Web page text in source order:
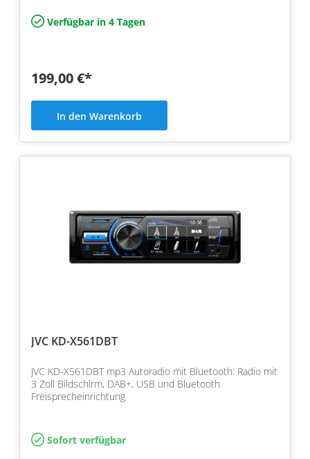
Verfügbar in 4 Tagen
199,00 €*
In den Warenkorb
JVC KD-X561DBT
JVC KD-X561DBT mp3 Autoradio mit Bluetooth: Radio mit
3 Zoll Bildschirm, DAB+, USB und Bluetooth
Freisprecheinrichtung
Sofort verfügbar